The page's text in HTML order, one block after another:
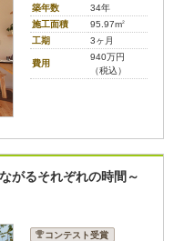
築年数
34年
施工面積
95.97m2
工期 3ヶ月
費用
940万円
（税込）
がるそれぞれの時間～
コンテスト受賞